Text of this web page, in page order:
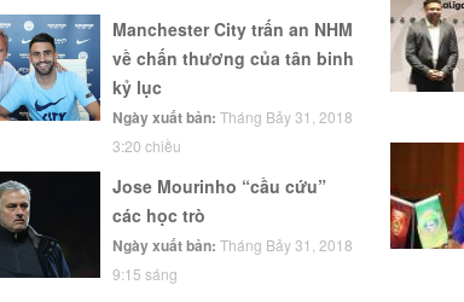
Manchester City trấn an NHM
về chấn thương của tân binh
kỷ lục
Ngày xuất bản: Tháng Bảy 31, 2018
3:20 chiều
Jose Mourinho “cầu cứu”
các học trò
Ngày xuất bản: Tháng Bảy 31, 2018
9:15 sáng